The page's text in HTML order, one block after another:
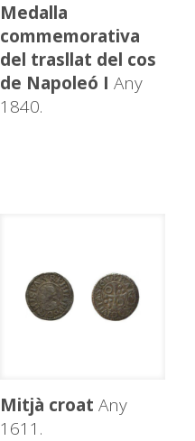
Medalla
commemorativa
del trasllat del cos
de Napoleó I Any
1840.
Mitjà croat Any
1611.